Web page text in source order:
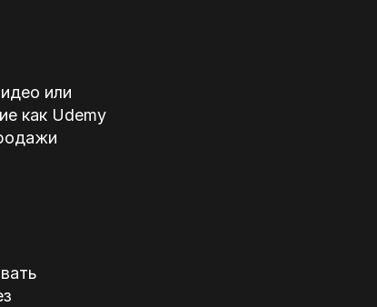
или
как Udemy